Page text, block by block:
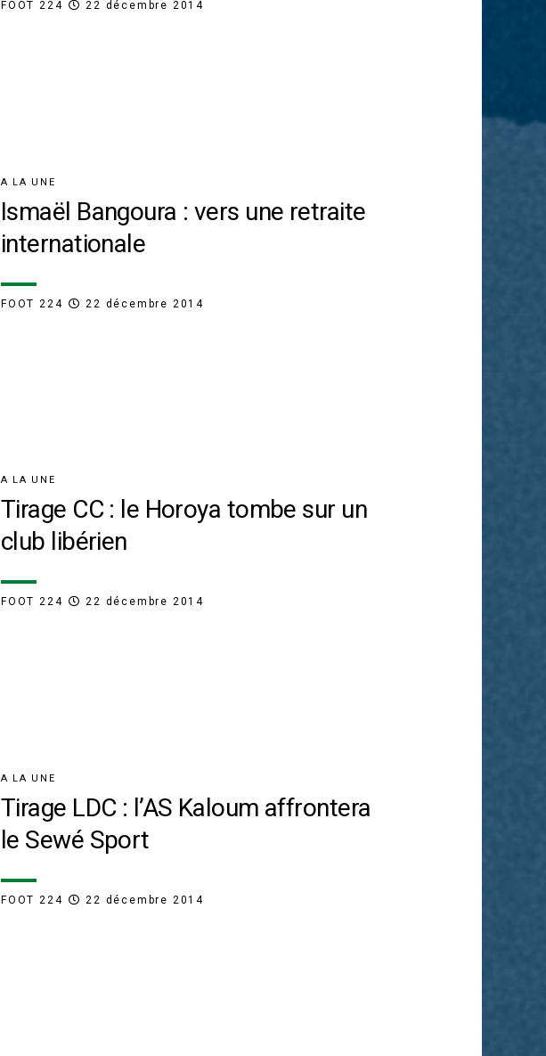
FOOT 224 22 décembre 2014
A LA UNE
Ismaël Bangoura : vers une retraite
internationale
FOOT 224 22 décembre 2014
A LA UNE
Tirage CC : le Horoya tombe sur un
club libérien
FOOT 224 22 décembre 2014
A LA UNE
Tirage LDC : l’AS Kaloum affrontera
le Sewé Sport
FOOT 224 22 décembre 2014